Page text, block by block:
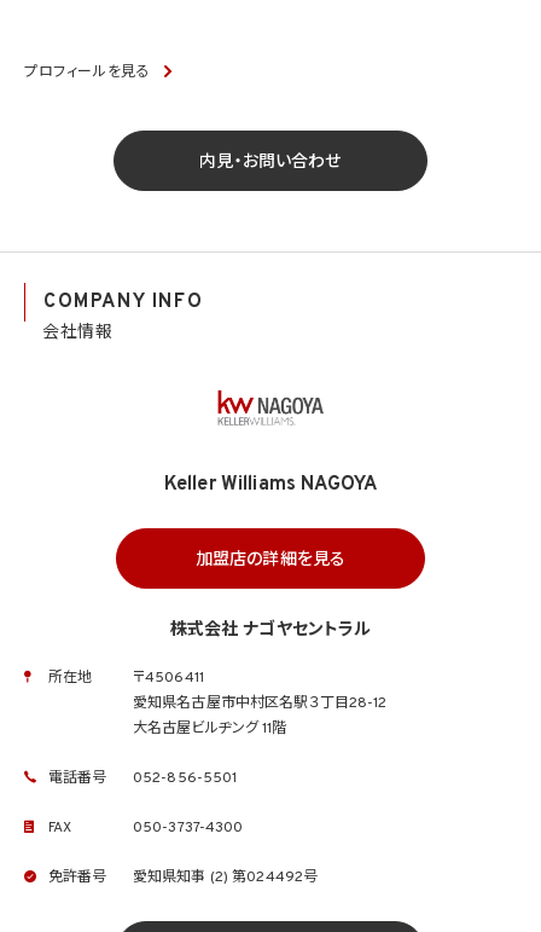
プロフィールを見る
内見・お問い合わせ
COMPANY INFO
会社情報
Keller Williams NAGOYA
加盟店の詳細を見る
株式会社 ナゴヤセントラル
所在地
〒4506411
愛知県名古屋市中村区名駅３丁目28-12
大名古屋ビルヂング 11階
電話番号 052-856-5501
FAX 050-3737-4300
免許番号 愛知県知事 (2) 第024492号